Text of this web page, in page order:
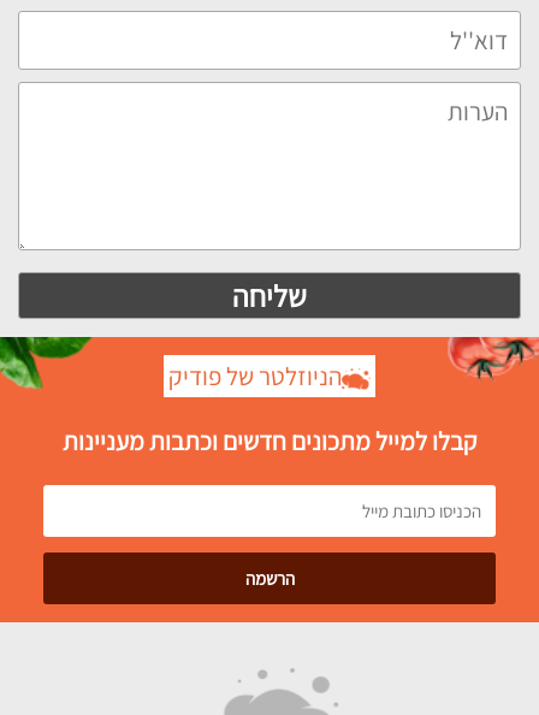
הניוזלטר של פודיק
קבלו למייל מתכונים חדשים וכתבות מעניינות